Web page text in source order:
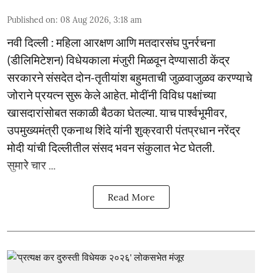
Published on: 08 Aug 2026, 3:18 am
नवी दिल्ली : महिला आरक्षण आणि मतदारसंघ पुनर्रचना
(डीलिमिटेशन) विधेयकाला मंजुरी मिळवून देण्यासाठी केंद्र
सरकारने संसदेत दोन-तृतीयांश बहुमताची जुळवाजुळव करण्याचे
जोराने प्रयत्न सुरू केले आहेत. मोदींनी विविध पक्षांच्या
खासदारांसोबत सकाळी बैठका घेतल्या. याच पार्श्वभूमीवर,
उपमुख्यमंत्री एकनाथ शिंदे यांनी शुक्रवारी पंतप्रधान नरेंद्र
मोदी यांची दिल्लीतील संसद भवन संकुलात भेट घेतली.
सुमारे चार ...
Read More